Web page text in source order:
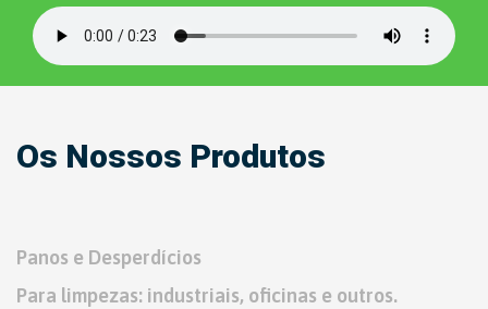
Os Nossos Produtos
Panos e Desperdícios
Para limpezas: industriais, oficinas e outros.